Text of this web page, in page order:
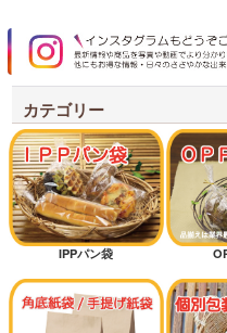
カテゴリー
IPPパン袋